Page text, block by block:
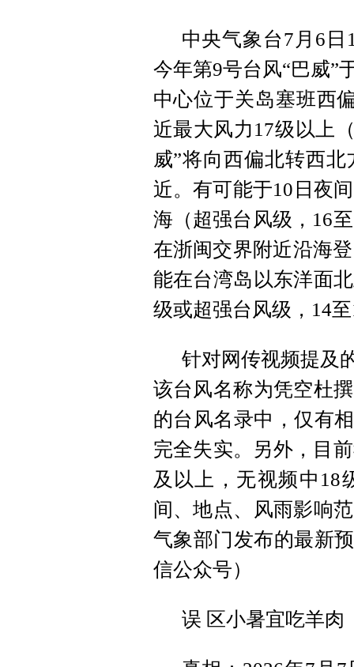
中央气象台7月6
今年第9号台风“巴威”
中心位于关岛塞班西
近最大风力17级以上
威”将向西偏北转西
近。有可能于10日夜
海（超强台风级，16
在浙闽交界附近沿海
能在台湾岛以东洋面
级或超强台风级，14
针对网传视频提及
该台风名称为凭空杜
的台风名录中，仅有
完全失实。另外，目
及以上，无视频中18
间、地点、风雨影响
气象部门发布的最新
信公众号）
误 区小暑宜吃羊肉